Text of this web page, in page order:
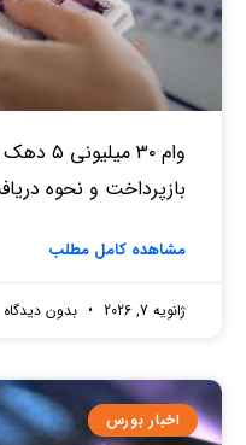
وام ۳۰
بازپرداخت و نحوه
مشاهده کامل مطلب
ژانویه 7, 2026 بدون دیدگاه
اخبار بورس